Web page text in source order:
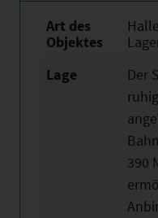
Art des
Objektes
Lage
Der
390